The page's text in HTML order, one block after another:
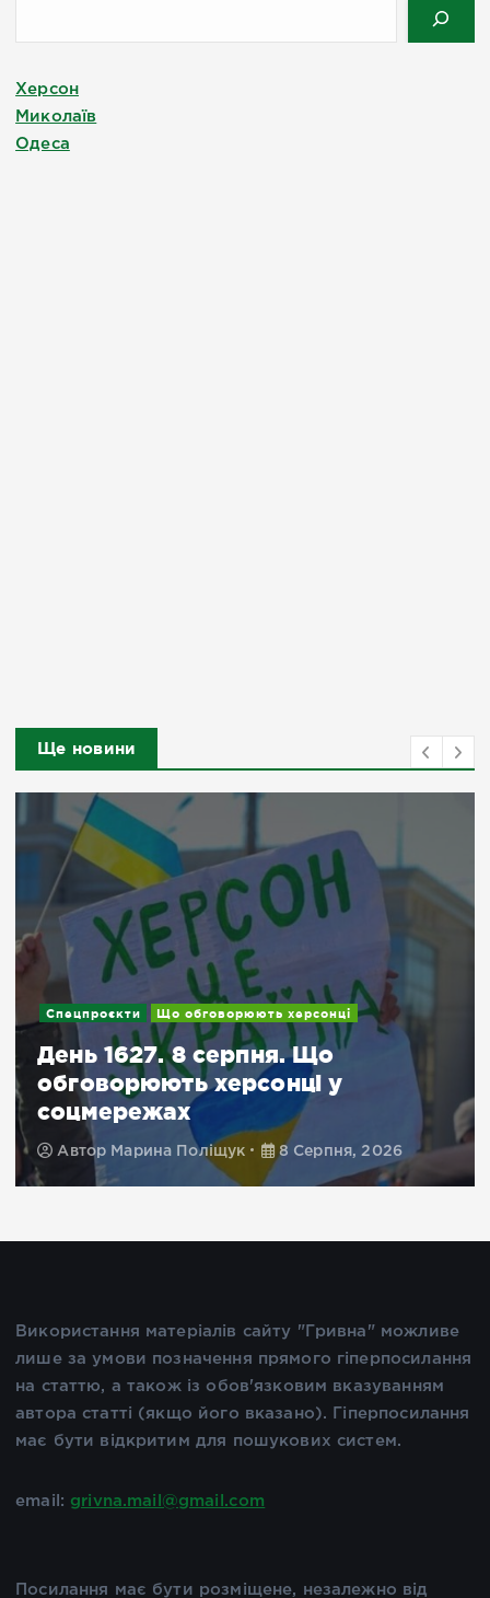
Херсон
Миколаїв
Одеса
Ще новини
херсонці
серпня. Що
херсонці у
8 Серпня, 2026
Новини
Евакуація
доступні
Кривому
Автор Марина
Використання матеріалів сайту "Гривна" можливе
лише за умови позначення прямого гіперпосилання
на статтю, а також із обов'язковим вказуванням
автора статті (якщо його вказано). Гіперпосилання
має бути відкритим для пошукових систем.
email: grivna.mail@gmail.com
Посилання має бути розміщене, незалежно від